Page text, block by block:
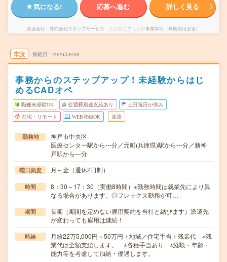
気になる! 応募へ進む 詳しく見る
派遣会社 株式会社スタッフサービス エンジニアリング事業本部（無期雇用派遣）
未読 掲載日 2026/08/08
事務からのステップアップ！未経験からはじ
めるCADオペ
職種未経験OK 交通費別途支給あり 土日祝日が休み
在宅・リモート WEB登録OK 派遣
勤務地
神戸市中央区
医療センター駅から---分／元町(兵庫県)駅から---分／新神
戸駅から---分
曜日頻度 月～金（週休2日制）
時間
8：30～17：30（実働8時間）※勤務時間は就業先により異
なる場合があります。◎フレックス勤務が可…
期間
長期（期間を定めない雇用契約を当社と結びます）派遣先
が変わっても雇用は継続！
時給
月給22万5,000円～50万円＋地域／住宅手当＋残業代 ※残
業代は全額支給します。 ※各種手当あり ※経験・年齢・
能力等を考慮して加給・優遇します。